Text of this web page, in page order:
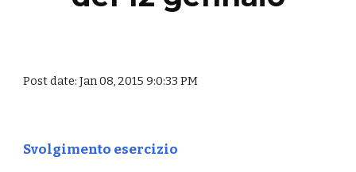
Post date: Jan 08, 2015 9:0:33 PM
Svolgimento esercizio